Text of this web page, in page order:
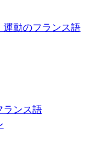
運動のフランス語
ランス語